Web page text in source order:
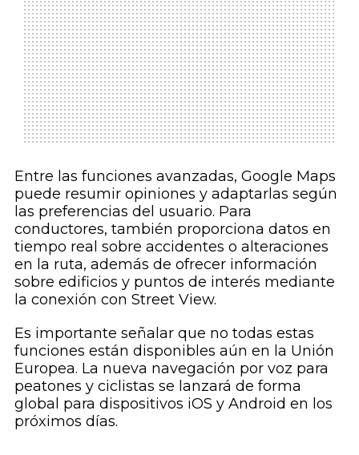
Entre las funciones avanzadas, Google Maps
puede resumir opiniones y adaptarlas según
las preferencias del usuario. Para
conductores, también proporciona datos en
tiempo real sobre accidentes o alteraciones
en la ruta, además de ofrecer información
sobre edificios y puntos de interés mediante
la conexión con Street View.
Es importante señalar que no todas estas
funciones están disponibles aún en la Unión
Europea. La nueva navegación por voz para
peatones y ciclistas se lanzará de forma
global para dispositivos iOS y Android en los
próximos días.